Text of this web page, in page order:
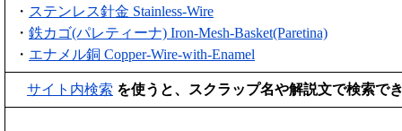
・ ステンレス針金 Stainless-Wire
・ 鉄カゴ(パレティーナ) Iron-Mesh-Basket(Paretina)
・ エナメル銅 Copper-Wire-with-Enamel
サイト内検索 を使うと、スクラップ名や解説文で検索で